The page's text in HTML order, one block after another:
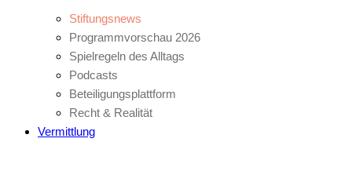
Stiftungsnews
Programmvorschau 2026
Spielregeln des Alltags
Podcasts
Beteiligungsplattform
Recht & Realität
Vermittlung